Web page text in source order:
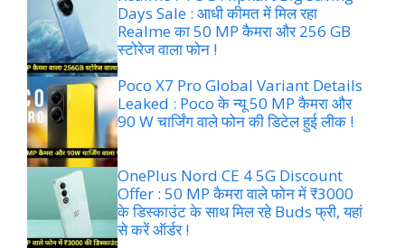
Days Sale : आधी कीमत में मिल रहा
Realme का 50 MP कैमरा और 256 GB
स्टोरेज वाला फोन !
Poco X7 Pro Global Variant Details
Leaked : Poco के न्यू 50 MP कैमरा और
90 W चार्जिंग वाले फोन की डिटेल हुई लीक !
OnePlus Nord CE 4 5G Discount
Offer : 50 MP कैमरा वाले फोन में ₹3000
के डिस्काउंट के साथ मिल रहे Buds फ्री, यहां
से करें ऑर्डर !